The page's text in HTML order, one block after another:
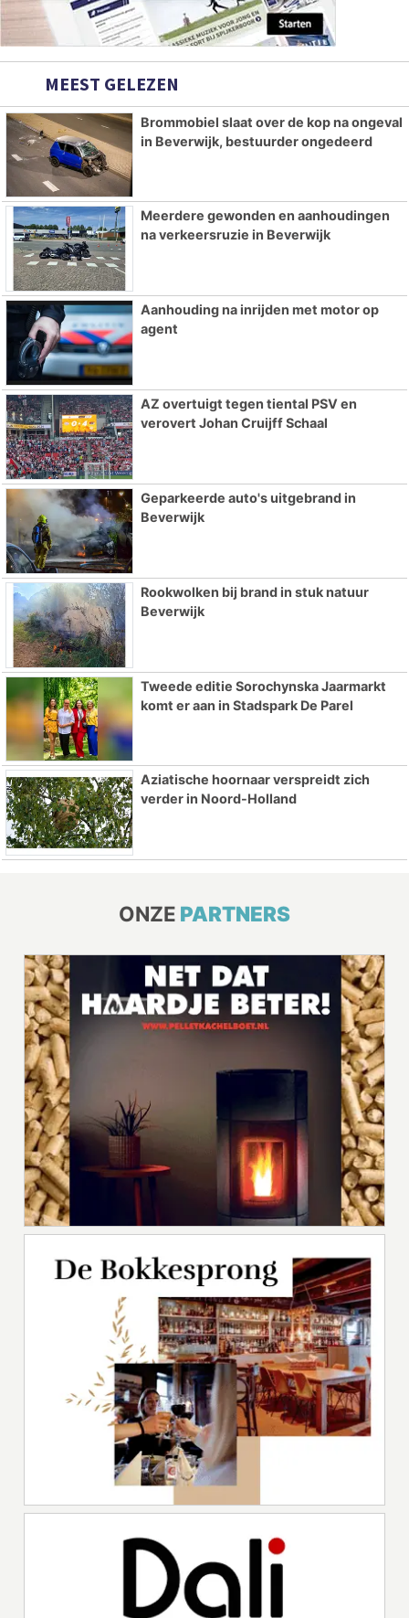
MEEST GELEZEN
Brommobiel slaat over de kop na ongeval
in Beverwijk, bestuurder ongedeerd
Meerdere gewonden en aanhoudingen
na verkeersruzie in Beverwijk
Aanhouding na inrijden met motor op
agent
AZ overtuigt tegen tiental PSV en
verovert Johan Cruijff Schaal
Geparkeerde auto's uitgebrand in
Beverwijk
Rookwolken bij brand in stuk natuur
Beverwijk
Tweede editie Sorochynska Jaarmarkt
komt er aan in Stadspark De Parel
Aziatische hoornaar verspreidt zich
verder in Noord-Holland
ONZE PARTNERS